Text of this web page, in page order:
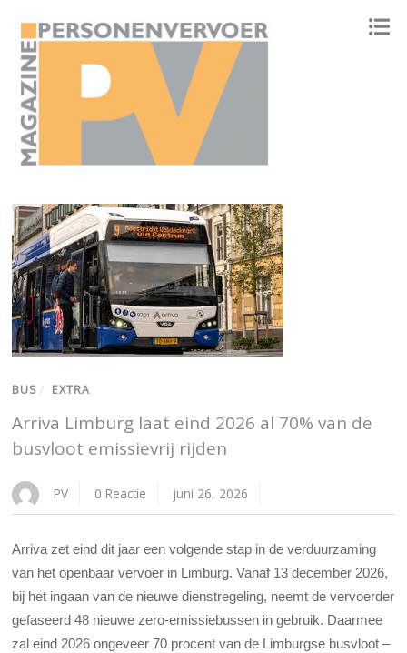
BUS / EXTRA
Arriva Limburg laat eind 2026 al 70% van de
busvloot emissievrij rijden
PV 0 Reactie juni 26, 2026
Arriva zet eind dit jaar een volgende stap in de verduurzaming
van het openbaar vervoer in Limburg. Vanaf 13 december 2026,
bij het ingaan van de nieuwe dienstregeling, neemt de vervoerder
gefaseerd 48 nieuwe zero-emissiebussen in gebruik. Daarmee
zal eind 2026 ongeveer 70 procent van de Limburgse busvloot –